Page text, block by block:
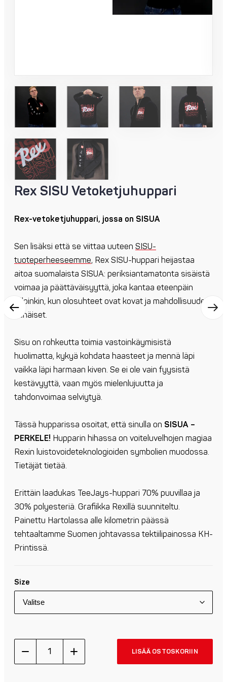
Rex SISU Vetoketjuhuppari
Rex-vetoketjuhuppari, jossa on SISUA
Sen lisäksi että se viittaa uuteen SISU-
tuoteperheeseemme, Rex SISU-huppari heijastaa
aitoa suomalaista SISUA: periksiantamatonta sisäistä
voimaa ja päättäväisyyttä, joka kantaa eteenpäin
silloinkin, kun olosuhteet ovat kovat ja mahdollisuudet
vähäiset.
Sisu on rohkeutta toimia vastoinkäymisistä
huolimatta, kykyä kohdata haasteet ja mennä läpi
vaikka läpi harmaan kiven. Se ei ole vain fyysistä
kestävyyttä, vaan myös mielenlujuutta ja
tahdonvoimaa selviytyä.
Tässä hupparissa osoitat, että sinulla on SISUA –
PERKELE! Hupparin hihassa on voiteluvelhojen magiaa
Rexin luistovoideteknologioiden symbolien muodossa.
Tietäjät tietää.
Erittäin laadukas TeeJays-huppari 70% puuvillaa ja
30% polyesteriä. Grafiikka Rexillä suunniteltu.
Painettu Hartolassa alle kilometrin päässä
tehtaaltamme Suomen johtavassa tektiilipainossa KH-
Printissä.
Size
LISÄÄ OSTOSKORIIN